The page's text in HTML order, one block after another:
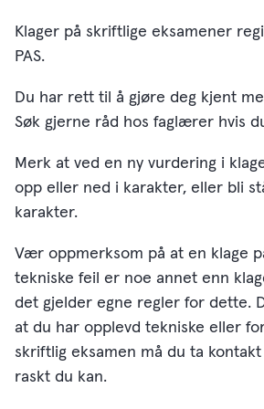
Klager på skriftlige eksamener
PAS.
Du har rett til å gjøre deg kjent
Søk gjerne råd hos faglærer hvis
Merk at ved en ny vurdering i
opp eller ned i karakter, eller bli
karakter.
Vær oppmerksom på at en klage
tekniske feil er noe annet enn
det gjelder egne regler for dette.
at du har opplevd tekniske eller
skriftlig eksamen må du ta
raskt du kan.